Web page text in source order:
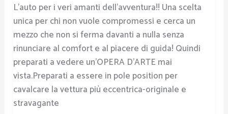
L’auto per i veri amanti dell’avventura!! Una scelta
unica per chi non vuole compromessi e cerca un
mezzo che non si ferma davanti a nulla senza
rinunciare al comfort e al piacere di guida! Quindi
preparati a vedere un’OPERA D’ARTE mai
vista.Preparati a essere in pole position per
cavalcare la vettura più eccentrica-originale e
stravagante